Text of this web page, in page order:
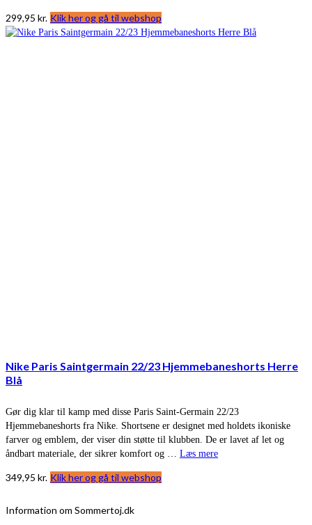
299,95 kr. Klik her og gå til webshop
Nike Paris Saintgermain 22/23 Hjemmebaneshorts Herre
Blå
Gør dig klar til kamp med disse Paris Saint-Germain 22/23
Hjemmebaneshorts fra Nike. Shortsene er designet med holdets ikoniske
farver og emblem, der viser din støtte til klubben. De er lavet af let og
åndbart materiale, der sikrer komfort og … Læs mere
349,95 kr. Klik her og gå til webshop
Information om Sommertoj.dk